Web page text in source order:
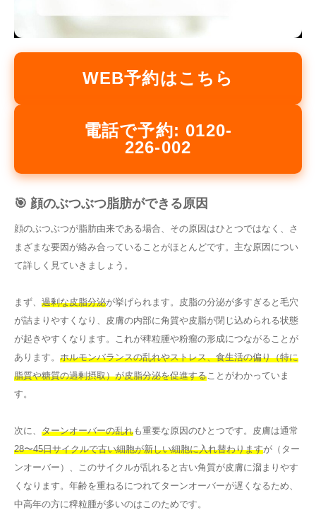
WEB予約はこちら
電話で予約: 0120-
226-002
🎯 顔のぶつぶつ脂肪ができる原因
顔のぶつぶつが脂肪由来である場合、その原因はひとつではなく、さ
まざまな要因が絡み合っていることがほとんどです。主な原因につい
て詳しく見ていきましょう。
まず、 過剰な皮脂分泌が挙げられます。皮脂の分泌が多すぎると毛穴
が詰まりやすくなり、皮膚の内部に角質や皮脂が閉じ込められる状態
が起きやすくなります。これが稗粒腫や粉瘤の形成につながることが
あります。 ホルモンバランスの乱れやストレス、食生活の偏り（特に
脂質や糖質の過剰摂取）が皮脂分泌を促進することがわかっていま
す。
次に、 ターンオーバーの乱れも重要な原因のひとつです。皮膚は通常
28〜45日サイクルで古い細胞が新しい細胞に入れ替わりますが（ター
ンオーバー）、このサイクルが乱れると古い角質が皮膚に溜まりやす
くなります。年齢を重ねるにつれてターンオーバーが遅くなるため、
中高年の方に稗粒腫が多いのはこのためです。